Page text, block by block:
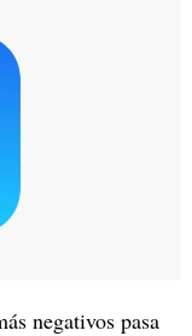
negativos pasa